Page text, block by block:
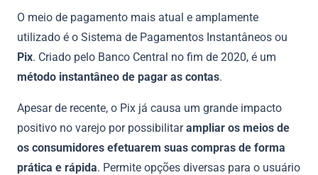
O meio de pagamento mais atual e amplamente
utilizado é o Sistema de Pagamentos Instantâneos ou
Pix. Criado pelo Banco Central no fim de 2020, é um
método instantâneo de pagar as contas.
Apesar de recente, o Pix já causa um grande impacto
positivo no varejo por possibilitarampliar os meios de
os consumidores efetuarem suas compras de forma
prática e rápida. Permite opções diversas para o usuário